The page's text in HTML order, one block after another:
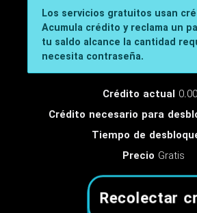
Los servicios gratuitos usan
Acumula crédito y reclama un
tu saldo alcance la cantidad
necesita contraseña.
Crédito actual
Crédito necesario para
Tiempo de
Precio Gratis
Recolectar